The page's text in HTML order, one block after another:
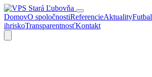
DomovO spoločnostiReferencieAktuality
ihriskoTransparentnosťKontakt